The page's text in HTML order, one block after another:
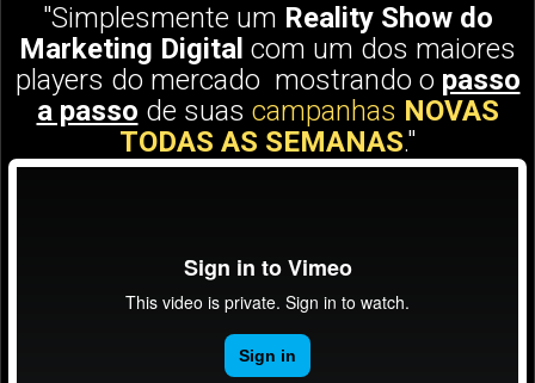
"Simplesmente um Reality Show do
Marketing Digital com um dos maiores
players do mercado mostrando o passo
a passo de suas campanhas NOVAS
TODAS AS SEMANAS."